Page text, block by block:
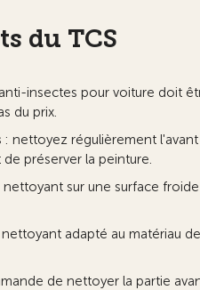
du TCS
insectes pour voiture doit
du prix.
: nettoyez régulièrement
préserver la peinture.
nettoyant sur une surface
adapté au matériau
de nettoyer la partie